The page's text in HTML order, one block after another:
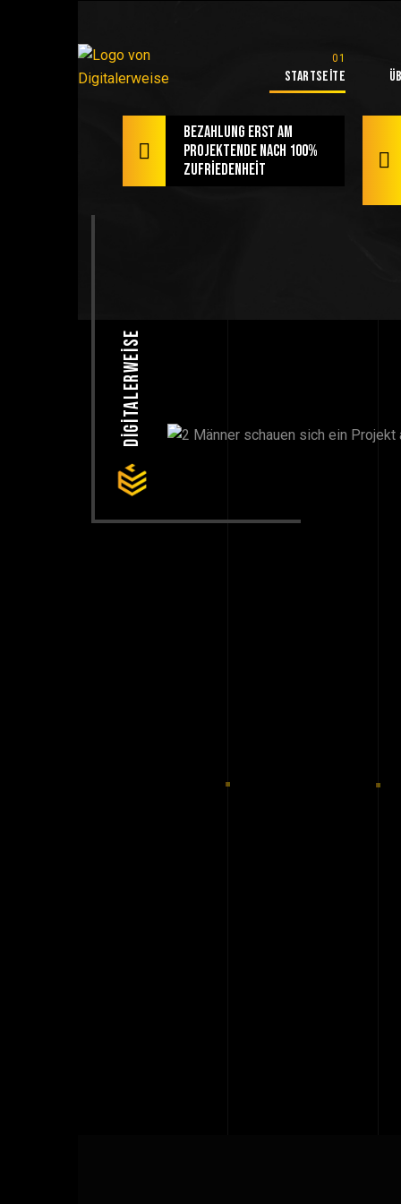
Startseite
Bezahlung erst am
Projektende nach 100%
Zufriedenheit
Digitalerweise